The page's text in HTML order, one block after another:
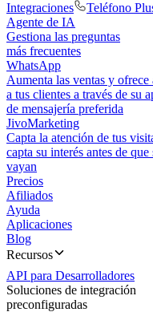
Integraciones
Teléfono
Agente de IA
Gestiona las preguntas
más frecuentes
WhatsApp
Aumenta las ventas y ofrece
a tus clientes a través de su
de mensajería preferida
JivoMarketing
Capta la atención de tus
capta su interés antes de que
vayan
Precios
Afiliados
Ayuda
Aplicaciones
Blog
Recursos
API para Desarrolladores
Soluciones de integración
preconfiguradas